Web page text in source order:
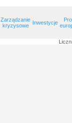
Zarządzanie
kryzysowe
Inwestycje